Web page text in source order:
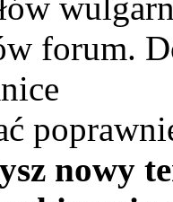
forum.
nowy